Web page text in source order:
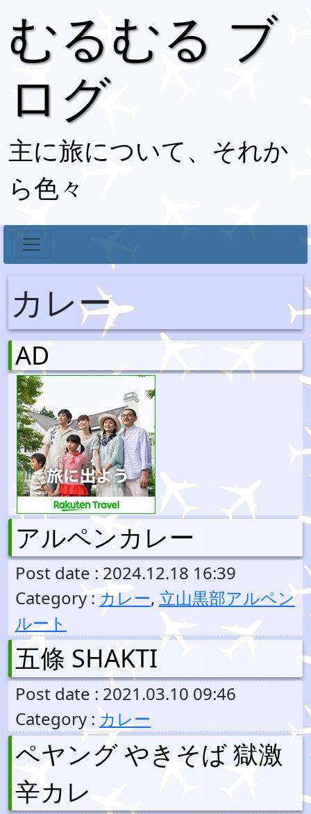
むるむる ブ
ログ
主に旅について、それか
ら色々
カレー
AD
アルペンカレー
Post date : 2024.12.18 16:39
Category : カレー, 立山黒部アルペン
ルート
五條 SHAKTI
Post date : 2021.03.10 09:46
Category : カレー
ペヤング やきそば 獄激
辛カレ